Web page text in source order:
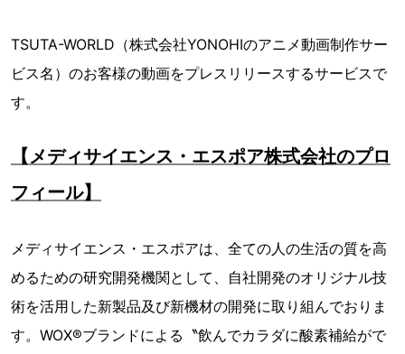
TSUTA-WORLD（株式会社YONOHIのアニメ動画制作サー
ビス名）のお客様の動画をプレスリリースするサービスで
す。
【メディサイエンス・エスポア株式会社のプロ
フィール】
メディサイエンス・エスポアは、全ての人の生活の質を高
めるための研究開発機関として、自社開発のオリジナル技
術を活用した新製品及び新機材の開発に取り組んでおりま
す。WOX®ブランドによる〝飲んでカラダに酸素補給がで